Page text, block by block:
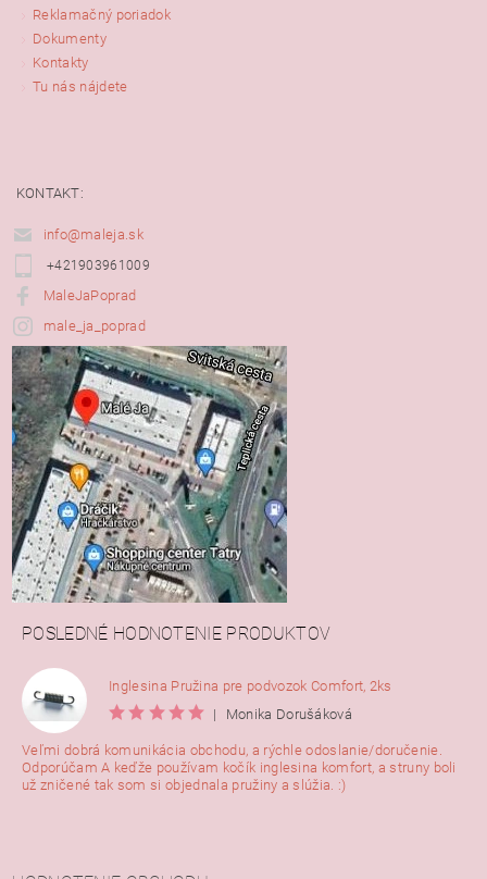
Reklamačný poriadok
Dokumenty
Kontakty
Tu nás nájdete
KONTAKT:
info@maleja.sk
+421903961009
MaleJaPoprad
male_ja_poprad
POSLEDNÉ HODNOTENIE PRODUKTOV
Inglesina Pružina pre podvozok Comfort, 2ks
|
Monika Dorušáková
Veľmi dobrá komunikácia obchodu, a rýchle odoslanie/doručenie.
Odporúčam A keďže používam kočík inglesina komfort, a struny boli
už zničené tak som si objednala pružiny a slúžia. :)